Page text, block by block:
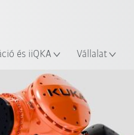
és iiQKA Vállalat